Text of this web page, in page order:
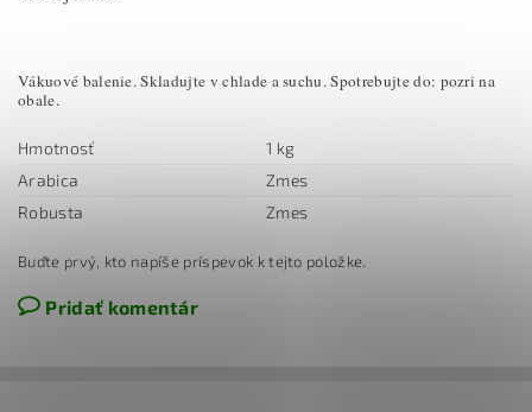
Vákuové balenie. Skladujte v chlade a suchu. Spotrebujte do: pozri na
obale.
Hmotnosť
1 kg
Arabica
Zmes
Robusta
Zmes
Buďte prvý, kto napíše príspevok k tejto položke.
Pridať komentár